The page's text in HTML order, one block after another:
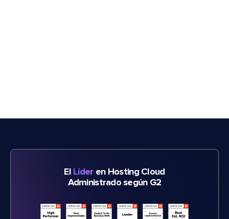
El Líder en Hosting Cloud
Administrado según G2